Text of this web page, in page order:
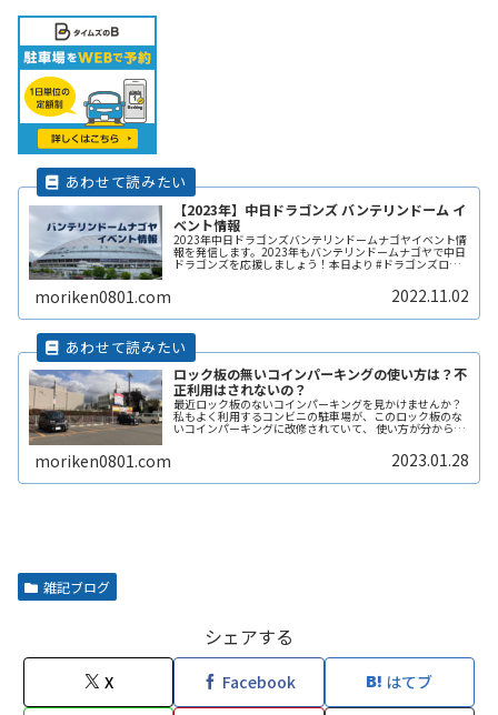
【2023年】中日ドラゴンズ バンテリンドーム イ
ベント情報
2023年中日ドラゴンズバンテリンドームナゴヤイベント情
報を発信します。2023年もバンテリンドームナゴヤで中日
ドラゴンズを応援しましょう！本日より #ドラゴンズロー
ド2023 を開始し、先ほどセレモニーを行いました！セレ
moriken0801.com 2022.11.02
ロック板の無いコインパーキングの使い方は？不
正利用はされないの？
最近ロック板のないコインパーキングを見かけませんか？
私もよく利用するコンビニの駐車場が、このロック板のな
いコインパーキングに改修されていて、 使い方が分からず
ク板のないコインパーキングの使い方や、ロック板がない
と不正に使われないの？などその辺りも含めて解説しま
moriken0801.com 2023.01.28
雑記ブログ
シェアする
X Facebook はてブ